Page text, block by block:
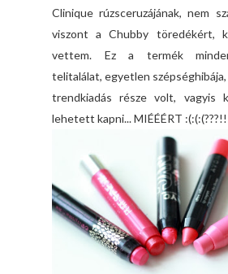
Clinique rúzsceruzájának, nem
viszont a Chubby töredékért,
vettem. Ez a termék
telitalálat, egyetlen
trendkiadás része volt, vagyis
lehetett kapni... MIÉÉÉRT